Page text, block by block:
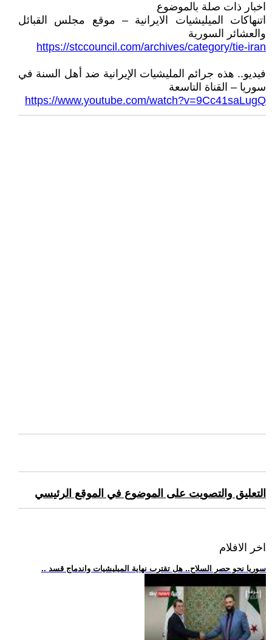
اخبار ذات صلة بالموضوع
اتنهاكات الميليشيات الايرانية – موقع مجلس القبائل
والعشائر السورية
https://stccouncil.com/archives/category/tie-iran
فيديو.. هذه جرائم المليشيات الإيرانية ضد أهل السنة في
سوريا – القناة التاسعة
https://www.youtube.com/watch?v=9Cc41saLugQ
التعليق والتصويت على الموضوع في الموقع الرئيسي
اخر الافلام
.. سوريا نحو حصر السلاح.. هل تقترب نهاية الميليشيات واندماج قسد